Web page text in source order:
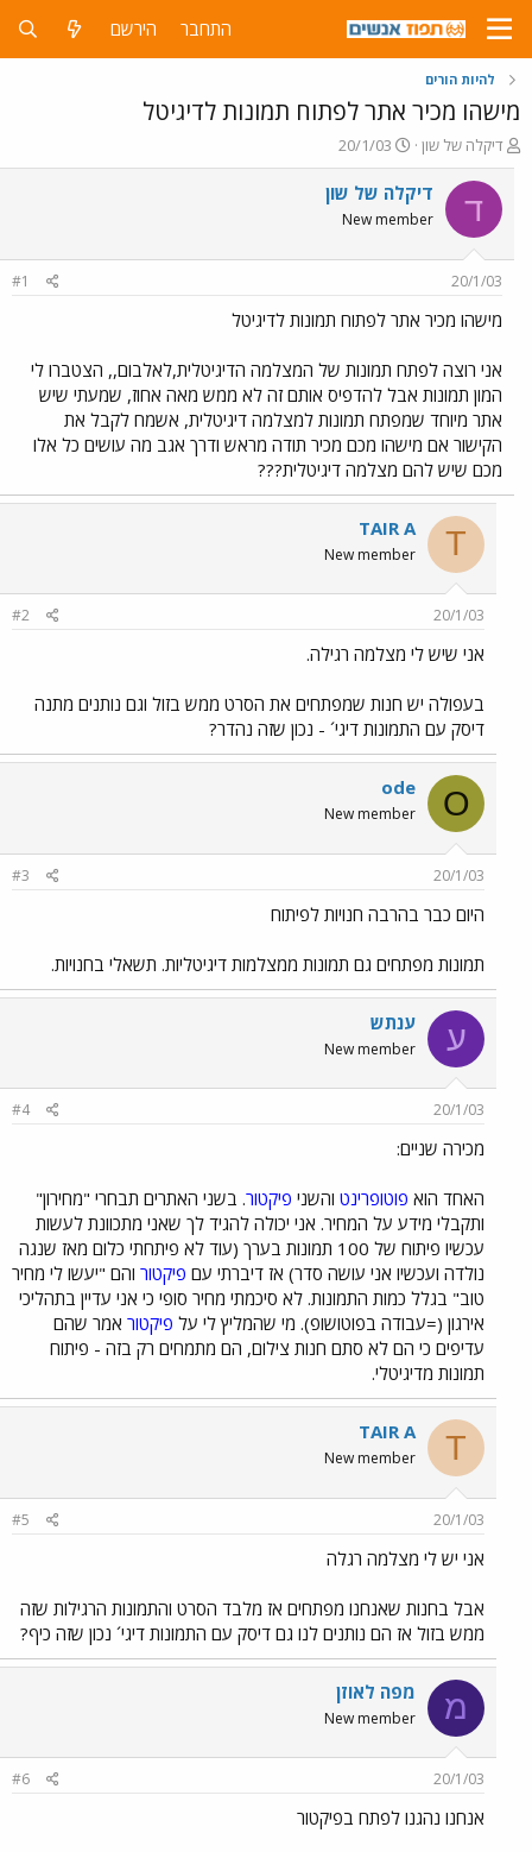
התחבר הירשם
להיות הורים
מישהו מכיר אתר לפתוח תמונות לדיגיטל
פ
ו
ת
ח
ה
ש
א
דיקלה של שון
פ
ו
ר
ם
ר
20/1/03
ד דיקלה של שון
New member
20/1/03
#1
מישהו מכיר אתר לפתוח תמונות לדיגיטל
אני רוצה לפתח תמונות של המצלמה הדיגיטלית,לאלבום,, הצטברו לי
המון תמונות אבל להדפיס אותם זה לא ממש מאה אחוז, שמעתי שיש
אתר מיוחד שמפתח תמונות למצלמה דיגיטלית, אשמח לקבל את
הקישור אם מישהו מכם מכיר תודה מראש ודרך אגב מה עושים כל אלו
מכם שיש להם מצלמה דיגיטלית???
T
TAIR A
New member
20/1/03
#2
אני שיש לי מצלמה רגילה.
בעפולה יש חנות שמפתחים את הסרט ממש בזול וגם נותנים מתנה
דיסק עם התמונות דיגי´ - נכון שזה נהדר?
O
ode
New member
20/1/03
#3
היום כבר בהרבה חנויות לפיתוח
תמונות מפתחים גם תמונות ממצלמות דיגיטליות. תשאלי בחנויות.
ע ענתש
New member
20/1/03
#4
מכירה שניים:
האחד הוא פוטופרינט והשני פיקטור. בשני האתרים תבחרי "מחירון"
ותקבלי מידע על המחיר. אני יכולה להגיד לך שאני מתכוונת לעשות
עכשיו פיתוח של 100 תמונות בערך (עוד לא פיתחתי כלום מאז שנגה
נולדה ועכשיו אני עושה סדר) אז דיברתי עם פיקטור והם "יעשו לי מחיר
טוב" בגלל כמות התמונות. לא סיכמתי מחיר סופי כי אני עדיין בתהליכי
אירגון (=עבודה בפוטושופ). מי שהמליץ לי על פיקטור אמר שהם
עדיפים כי הם לא סתם חנות צילום, הם מתמחים רק בזה - פיתוח
תמונות מדיגיטלי.
T
TAIR A
New member
20/1/03
#5
אני יש לי מצלמה רגלה
אבל בחנות שאנחנו מפתחים אז מלבד הסרט והתמונות הרגילות שזה
ממש בזול אז הם נותנים לנו גם דיסק עם התמונות דיגי´ נכון שזה כיף?
מ מפה לאוזן
New member
20/1/03
#6
אנחנו נהגנו לפתח בפיקטור